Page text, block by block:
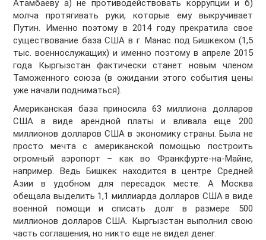
Атамбаеву а) не противодействовать коррупции и б)
молча протягивать руки, которые ему выкручивает
Путин. Именно поэтому в 2014 году прекратила свое
существование база США в г. Манас под Бишкеком (1,5
тыс. военнослужащих) и именно поэтому в апреле 2015
года Кыргызстан фактически станет новым членом
Таможенного союза (в ожидании этого события цены
уже начали подниматься).
Американская база приносила 63 миллиона долларов
США в виде арендной платы и вливала еще 200
миллионов долларов США в экономику страны. Была не
просто мечта с американской помощью построить
огромный аэропорт – как во Франкфурте-на-Майне,
например. Ведь Бишкек находится в центре Средней
Азии в удобном для пересадок месте. А Москва
обещала выделить 1,1 миллиарда долларов США в виде
военной помощи и списать долг в размере 500
миллионов долларов США. Кыргызстан выполнил свою
часть соглашения, но никто еще не видел денег.